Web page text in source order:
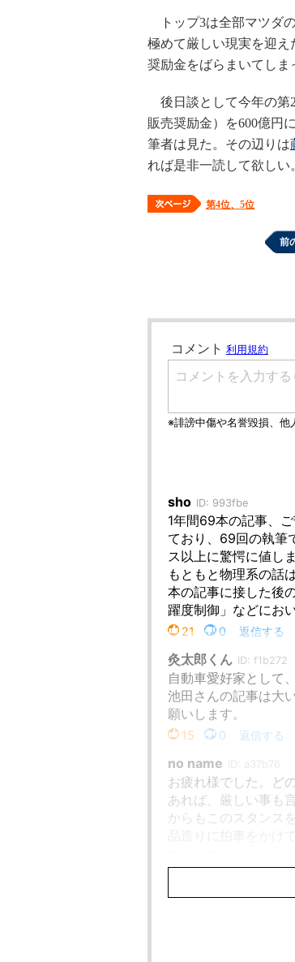
トップ3は全部マツダ
極めて厳しい現実を迎
奨励金をばらまいてしま
後日談として今年の第
販売奨励金）を600億円
筆者は見た。その辺りは
れば是非一読して欲しい
第4位、5位
前